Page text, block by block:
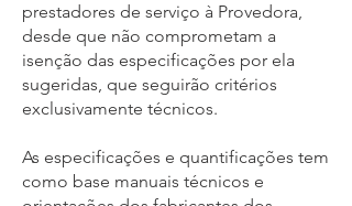
prestadores de serviço à Provedora,
desde que não comprometam a
isenção das especificações por ela
sugeridas, que seguirão critérios
exclusivamente técnicos.
As especificações e quantificações tem
como base manuais técnicos e